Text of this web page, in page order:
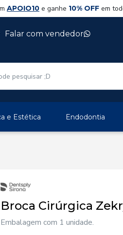
APOIO10 e ganhe 10% OFF em
Falar com vendedor
e Estética Endodontia
Broca Cirúrgica
Embalagem com 1 unidade.